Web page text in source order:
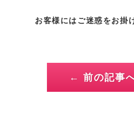
お客様にはご迷惑をお掛
← 前の記事